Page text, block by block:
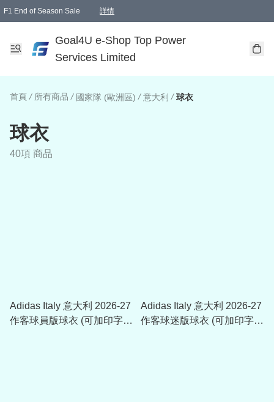
F1 End of Season Sale 詳情
Goal4U e-Shop Top Power
Services Limited
首頁 / 所有商品 / 國家隊 (歐洲區) / 意大利 / 球衣
球衣
40項 商品
Adidas Italy 意大利 2026-27
作客球員版球衣 (可加印字
Adidas Italy 意大利 2026-27
作客球迷版球衣 (可加印字